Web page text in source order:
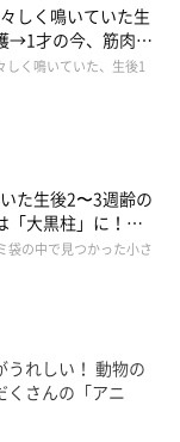
コは、生まれなが
く『カワイイ』を
だまだ子猫ちゃ
付け追い越せの大
です♪
しく鳴いていた生
→1才の今、筋肉質
しく鳴いていた、生後1
た生後2〜3週齢の
「大黒柱」に！
姿にグッとくる
袋の中で見つかった小さ
うれしい！ 動物の
くさんの「アニ